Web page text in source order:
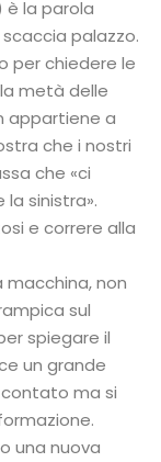
è la parola
palazzo.
per chiedere le
metà delle
appartiene a
che i nostri
che «ci
sinistra».
e correre alla
macchina, non
sul
spiegare il
un grande
ma si
una nuova